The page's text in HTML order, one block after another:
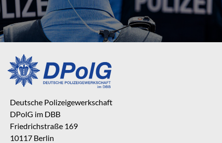
Deutsche Polizeigewerkschaft
DPolG im DBB
Friedrichstraße 169
10117 Berlin